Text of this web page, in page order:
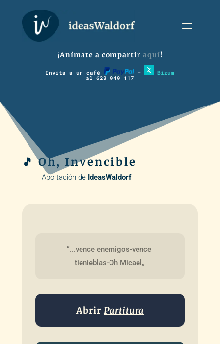
¡Anímate a compartir aquí!
Invita a un café – Bizum
al 623 949 117
🎵 Oh, Invencible
Aportación de IdeasWaldorf
“...vence enemigos-vence
tienieblas-Oh Micael„
Abrir Partitura